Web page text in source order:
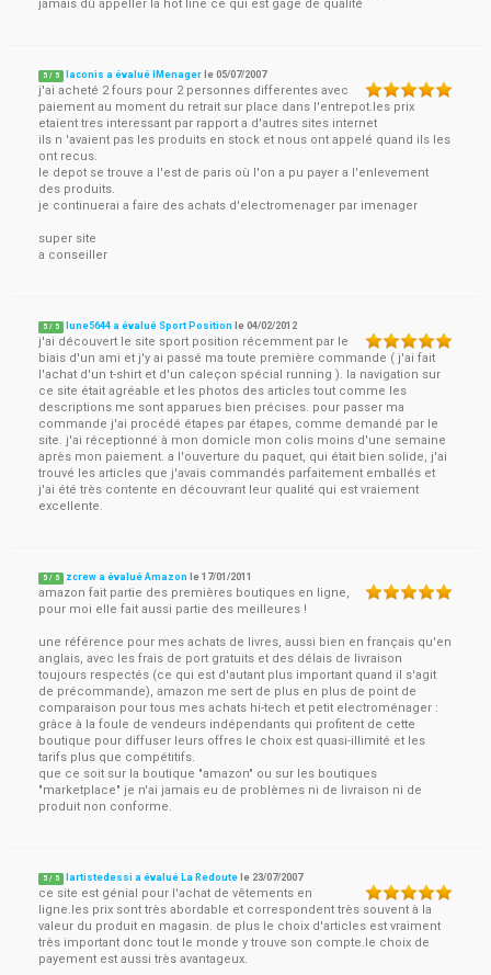
jamais dû appeller la hot line ce qui est gage de qualité
5 / 5 laconis a évalué IMenager le05/07/2007
j'ai acheté 2 fours pour 2 personnes differentes avec
paiement au moment du retrait sur place dans l'entrepot.les prix
etaient tres interessant par rapport a d'autres sites internet
ils n 'avaient pas les produits en stock et nous ont appelé quand ils les
ont recus.
le depot se trouve a l'est de paris où l'on a pu payer a l'enlevement
des produits.
je continuerai a faire des achats d'electromenager par imenager
super site
a conseiller
5 / 5 lune5644 a évalué Sport Position le04/02/2012
j'ai découvert le site sport position récemment par le
biais d'un ami et j'y ai passé ma toute première commande ( j'ai fait
l'achat d'un t-shirt et d'un caleçon spécial running ). la navigation sur
ce site était agréable et les photos des articles tout comme les
descriptions me sont apparues bien précises. pour passer ma
commande j'ai procédé étapes par étapes, comme demandé par le
site. j'ai réceptionné à mon domicle mon colis moins d'une semaine
après mon paiement. a l'ouverture du paquet, qui était bien solide, j'ai
trouvé les articles que j'avais commandés parfaitement emballés et
j'ai été très contente en découvrant leur qualité qui est vraiement
excellente.
5 / 5 zcrew a évalué Amazon le17/01/2011
amazon fait partie des premières boutiques en ligne,
pour moi elle fait aussi partie des meilleures !
une référence pour mes achats de livres, aussi bien en français qu'en
anglais, avec les frais de port gratuits et des délais de livraison
toujours respectés (ce qui est d'autant plus important quand il s'agit
de précommande), amazon me sert de plus en plus de point de
comparaison pour tous mes achats hi-tech et petit electroménager :
grâce à la foule de vendeurs indépendants qui profitent de cette
boutique pour diffuser leurs offres le choix est quasi-illimité et les
tarifs plus que compétitifs.
que ce soit sur la boutique "amazon" ou sur les boutiques
"marketplace" je n'ai jamais eu de problèmes ni de livraison ni de
produit non conforme.
5 / 5 lartistedessi a évalué La Redoute le 23/07/2007
ce site est génial pour l'achat de vêtements en
ligne.les prix sont très abordable et correspondent très souvent à la
valeur du produit en magasin. de plus le choix d'articles est vraiment
très important donc tout le monde y trouve son compte.le choix de
payement est aussi très avantageux.